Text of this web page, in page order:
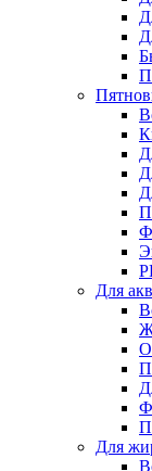
Для
Для